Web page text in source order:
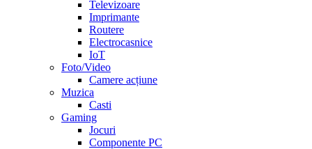
Televizoare
Imprimante
Routere
Electrocasnice
IoT
Foto/Video
Camere acțiune
Muzica
Casti
Gaming
Jocuri
Componente PC